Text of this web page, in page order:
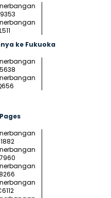
ke Fukuoka